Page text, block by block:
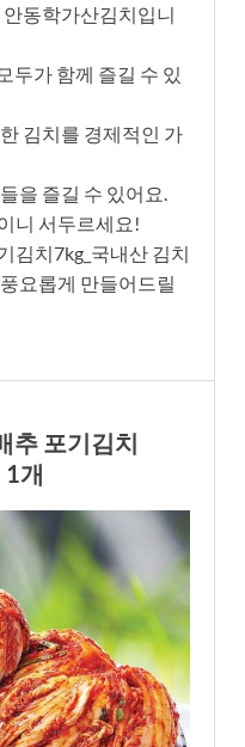
동학가산김치입니
두가 함께 즐길 수 있
김치를 경제적인 가
을 즐길 수 있어요.
니 서두르세요!
김치7kg_국내산 김치
요롭게 만들어드릴
추 포기김치
1개